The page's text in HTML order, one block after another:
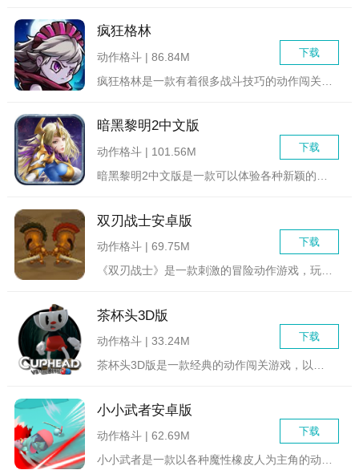
疯狂格林
下载
动作格斗 | 86.84M
暗黑黎明2中文版
下载
动作格斗 | 101.56M
双刃战士安卓版
下载
动作格斗 | 69.75M
《双刃战士》是一款刺激的冒险动作游戏，玩家需要扮演一位勇敢的...
茶杯头3D版
下载
动作格斗 | 33.24M
茶杯头3D版是一款经典的动作闯关游戏，以茶杯头形象为主题，玩...
小小武者安卓版
下载
动作格斗 | 62.69M
小小武者是一款以各种魔性橡皮人为主角的动作格斗游戏，在这里你...